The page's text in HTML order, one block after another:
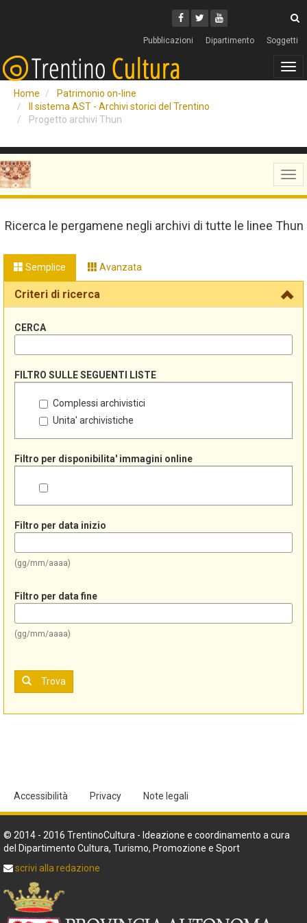
Facebook
Twitter
Youtube
Pubblicazioni Dipartimento Soggetti
Home
Patrimonio on-line
Il sistema AST - Archivi storici del Trentino
Progetto archivi Thun
Ricerca le pergamene negli archivi di tutte le linee Thun
Semplice Avanzata
Criteri di ricerca
CERCA
FILTRO SULLE SEGUENTI LISTE
Complessi archivistici
Unita' archivistiche
Filtro per disponibilita' immagini online
Filtro per data inizio
(gg/mm/aaaa)
Filtro per data fine
(gg/mm/aaaa)
Trova
Accessibilità Privacy Note legali
© 2014 - 2016 TrentinoCultura - Ideazione e coordinamento a cura
del Dipartimento Cultura, Turismo, Promozione e Sport
scrivi alla redazione